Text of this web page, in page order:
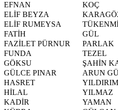
EFNAN
KOÇ
ELİF BEYZA
ELİF RUMEYSA
FATİH
GÜL
FAZİLET PÜRNUR
PARLAK
FUNDA
TEZEL
GÖKSU
ŞAHİN
GÜLCE PINAR
ARUN
HASRET
HİLAL
YILMAZ
KADİR
YAMAN